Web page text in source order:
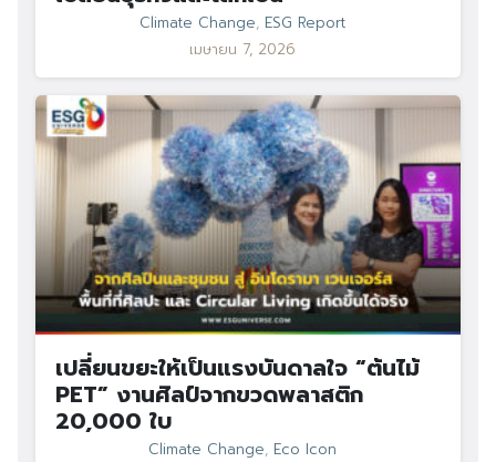
Climate Change, ESG Report
เมษายน 7, 2026
เปลี่ยนขยะให้เป็นแรงบันดาลใจ “ต้นไม้
PET” งานศิลป์จากขวดพลาสติก
20,000 ใบ
Climate Change, Eco Icon